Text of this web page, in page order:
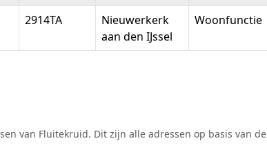
2914TA
Nieuwerkerk
aan den IJssel
Woonfunctie
van Fluitekruid. Dit zijn alle adressen op basis van de